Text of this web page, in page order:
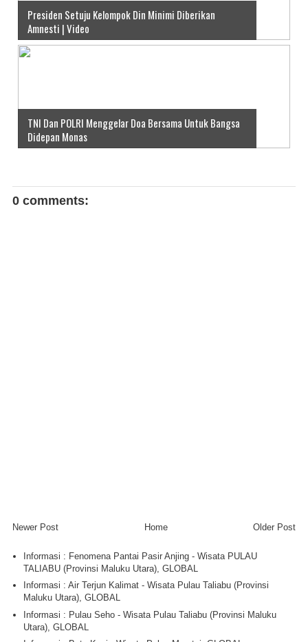
Presiden Setuju Kelompok Din Minimi Diberikan
Amnesti | Video
TNI Dan POLRI Menggelar Doa Bersama Untuk Bangsa
Didepan Monas
0 comments:
Newer Post Older Post
Home
Informasi : Fenomena Pantai Pasir Anjing - Wisata PULAU
TALIABU (Provinsi Maluku Utara), GLOBAL
Informasi : Air Terjun Kalimat - Wisata Pulau Taliabu (Provinsi
Maluku Utara), GLOBAL
Informasi : Pulau Seho - Wisata Pulau Taliabu (Provinsi Maluku
Utara), GLOBAL